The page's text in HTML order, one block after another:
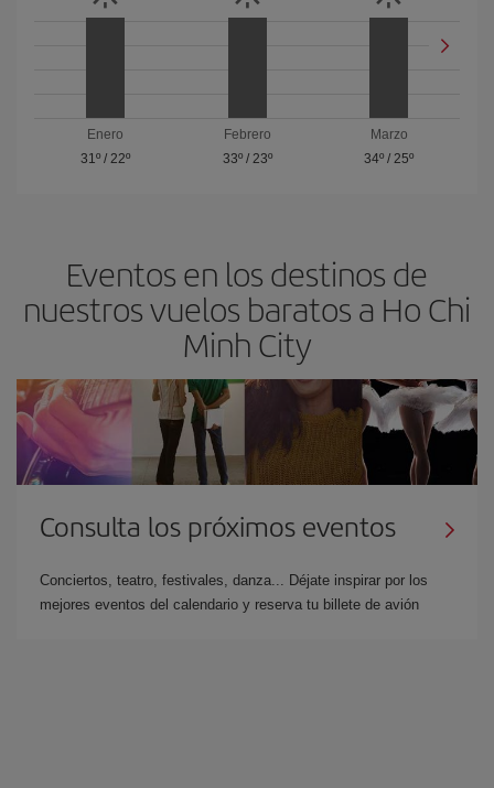
Enero
31º/ 22º
Febrero
33º/ 23º
Marzo
34º /25º
Eventos en los destinos de
nuestros vuelos baratos a Ho Chi
Minh City
Consulta los próximos eventos
Conciertos, teatro, festivales, danza... Déjate inspirar por los
mejores eventos del calendario y reserva tu billete de avión